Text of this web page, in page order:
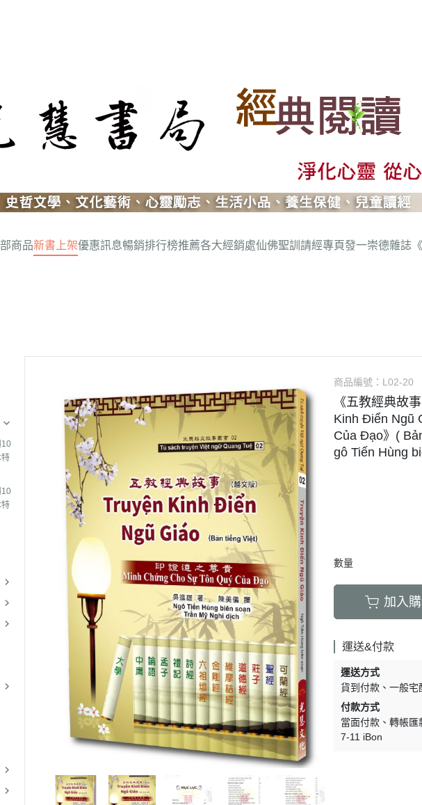
商品新書上架優惠訊息暢銷排行榜推薦各大經銷處仙佛聖訓請經專頁發一崇德雜誌
10
10
商品編號： L02-20
《五教經典故
Kinh Điển Ngũ
Của Đạo》(
gô Tiến Hùng
數量
加入
運送&付款
運送方式
貨到付款
一般宅
付款方式
當面付款
轉帳匯
7-11 iBon